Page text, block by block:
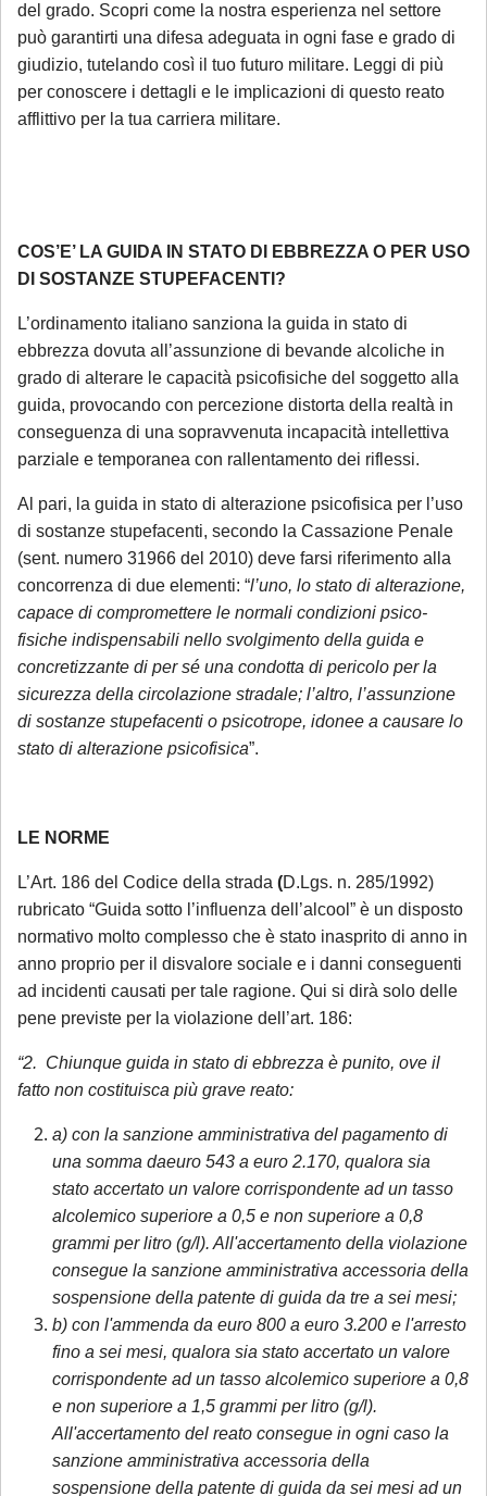
del grado. Scopri come la nostra esperienza nel settore
può garantirti una difesa adeguata in ogni fase e grado di
giudizio, tutelando così il tuo futuro militare. Leggi di più
per conoscere i dettagli e le implicazioni di questo reato
afflittivo per la tua carriera militare.
COS’E’ LA GUIDA IN STATO DI EBBREZZA O PER USO
DI SOSTANZE STUPEFACENTI?
L’ordinamento italiano sanziona la guida in stato di
ebbrezza dovuta all’assunzione di bevande alcoliche in
grado di alterare le capacità psicofisiche del soggetto alla
guida, provocando con percezione distorta della realtà in
conseguenza di una sopravvenuta incapacità intellettiva
parziale e temporanea con rallentamento dei riflessi.
Al pari, la guida in stato di alterazione psicofisica per l’uso
di sostanze stupefacenti, secondo la Cassazione Penale
(sent. numero 31966 del 2010) deve farsi riferimento alla
concorrenza di due elementi: “l’uno, lo stato di alterazione,
capace di compromettere le normali condizioni psico-
fisiche indispensabili nello svolgimento della guida e
concretizzante di per sé una condotta di pericolo per la
sicurezza della circolazione stradale; l’altro, l’assunzione
di sostanze stupefacenti o psicotrope, idonee a causare lo
stato di alterazione psicofisica”.
LE NORME
L’Art. 186 del Codice della strada (D.Lgs. n. 285/1992)
rubricato “Guida sotto l’influenza dell’alcool” è un disposto
normativo molto complesso che è stato inasprito di anno in
anno proprio per il disvalore sociale e i danni conseguenti
ad incidenti causati per tale ragione. Qui si dirà solo delle
pene previste per la violazione dell’art. 186:
“2. Chiunque guida in stato di ebbrezza è punito, ove il
fatto non costituisca più grave reato:
a) con la sanzione amministrativa del pagamento di
una somma daeuro 543 a euro 2.170, qualora sia
stato accertato un valore corrispondente ad un tasso
alcolemico superiore a 0,5 e non superiore a 0,8
grammi per litro (g/l). All'accertamento della violazione
consegue la sanzione amministrativa accessoria della
sospensione della patente di guida da tre a sei mesi;
b) con l'ammenda da euro 800 a euro 3.200 e l'arresto
fino a sei mesi, qualora sia stato accertato un valore
corrispondente ad un tasso alcolemico superiore a 0,8
e non superiore a 1,5 grammi per litro (g/l).
All'accertamento del reato consegue in ogni caso la
sanzione amministrativa accessoria della
sospensione della patente di guida da sei mesi ad un